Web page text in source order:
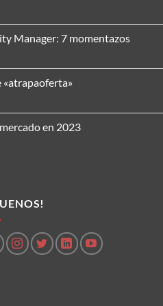
Manager: 7 momentazos
«atrapaoferta»
en 2023